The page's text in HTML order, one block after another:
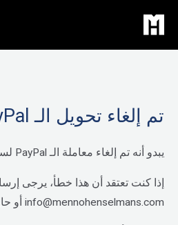
المحتوى
تم إلغاء تحويل الـ PayPal
يبدو أنه تم إلغاء معاملة الـ PayPal لسبب ما.
إذا كنت تعتقد أن هذا خطأ، يرجى
info@mennohenselmans.com أو حاول مرة أخرى.